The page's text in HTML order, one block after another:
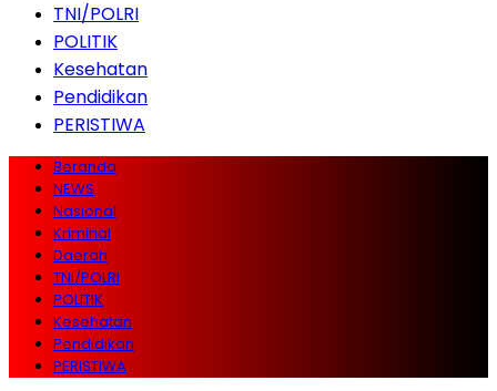
TNI/POLRI
POLITIK
Kesehatan
Pendidikan
PERISTIWA
Beranda
NEWS
Nasional
Kriminal
Daerah
TNI/POLRI
POLITIK
Kesehatan
Pendidikan
PERISTIWA